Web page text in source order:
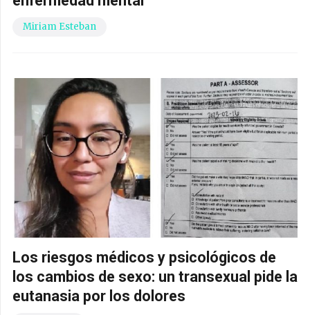
Miriam Esteban
Los riesgos médicos y psicológicos de
los cambios de sexo: un transexual pide la
eutanasia por los dolores